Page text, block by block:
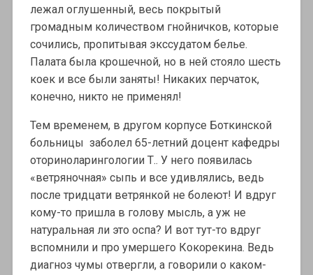
лежал оглушенный, весь покрытый
громадным количеством гнойничков, которые
сочились, пропитывая экссудатом белье.
Палата была крошечной, но в ней стояло шесть
коек и все были заняты! Никаких перчаток,
конечно, никто не применял!
Тем временем, в другом корпусе Боткинской
больницы заболел 65-летний доцент кафедры
оториноларингологии Т.. У него появилась
«ветряночная» сыпь и все удивлялись, ведь
после тридцати ветрянкой не болеют! И вдруг
кому-то пришла в голову мысль, а уж не
натуральная ли это оспа? И вот тут-то вдруг
вспомнили и про умершего Кокорекина. Ведь
диагноз чумы отвергли, а говорили о каком-